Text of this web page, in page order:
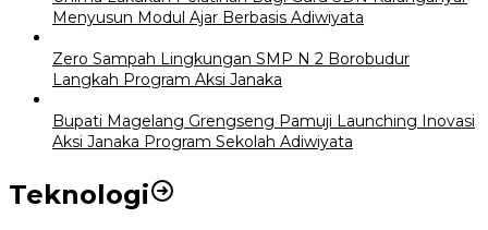
Menyusun Modul Ajar Berbasis Adiwiyata
Zero Sampah Lingkungan SMP N 2 Borobudur
Langkah Program Aksi Janaka
Bupati Magelang Grengseng Pamuji Launching Inovasi
Aksi Janaka Program Sekolah Adiwiyata
Teknologi